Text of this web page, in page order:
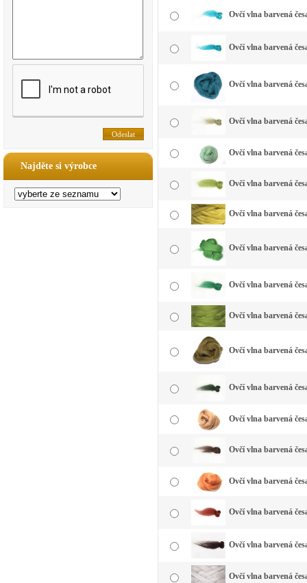
Najděte si výrobce
Ovčí vlna barvená
Ovčí vlna barvená
Ovčí vlna barvená
Ovčí vlna barvená
Ovčí vlna barvená
Ovčí vlna barvená
Ovčí vlna barvená
Ovčí vlna barvená
Ovčí vlna barvená
Ovčí vlna barvená
Ovčí vlna barvená
Ovčí vlna barvená
Ovčí vlna barvená
Ovčí vlna barvená
Ovčí vlna barvená
Ovčí vlna barvená
Ovčí vlna barvená
Ovčí vlna barvená